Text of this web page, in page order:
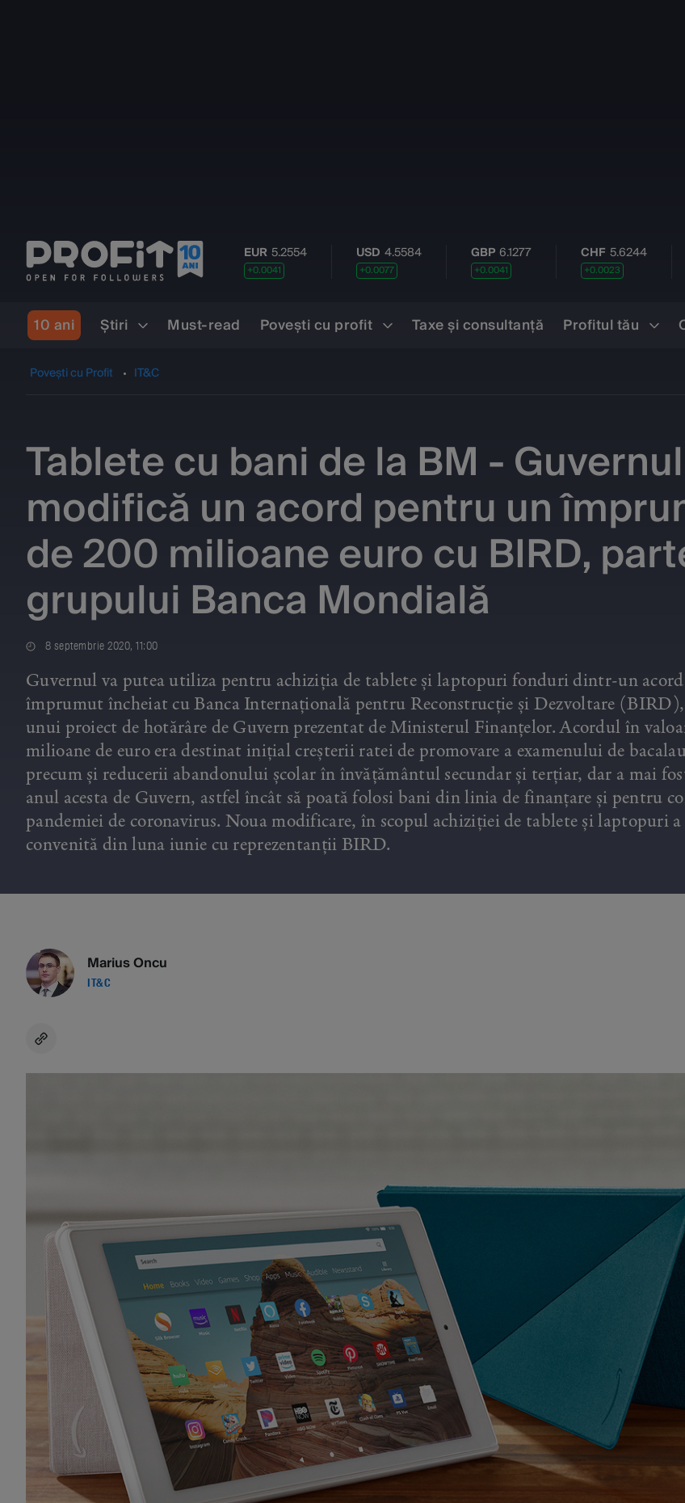
EUR 5.2554
+0.0041
USD 4.5584 GBP 6.1277 CHF 5.6244 XAU
10 ani Ştiri Must-read Povești cu profit Taxe şi consultanță Profitul tău
Povești cu Profit IT&C
Tablete cu bani de la BM - Guvernul
modifică un acord pentru un
de 200 milioane euro cu BIRD,
grupului Banca Mondială
8 septembrie 2020, 11:00
Guvernul va putea utiliza pentru achiziția de tablete și laptopuri fonduri dintr-un
împrumut încheiat cu Banca Internațională pentru Reconstrucție și Dezvoltare
unui proiect de hotărâre de Guvern prezentat de Ministerul Finanțelor. Acordul în
milioane de euro era destinat inițial creșterii ratei de promovare a examenului de
precum și reducerii abandonului școlar în învățământul secundar și terțiar, dar a mai
anul acesta de Guvern, astfel încât să poată folosi bani din linia de finanțare și pentru
pandemiei de coronavirus. Noua modificare, în scopul achiziției de tablete și laptopuri
convenită din luna iunie cu reprezentanții BIRD.
Marius Oncu
IT&C